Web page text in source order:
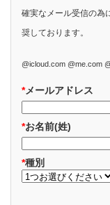
確実なメール受信の為
奨しております。
@icloud.com @me.com
*メールアドレス
*お名前(姓)
*種別